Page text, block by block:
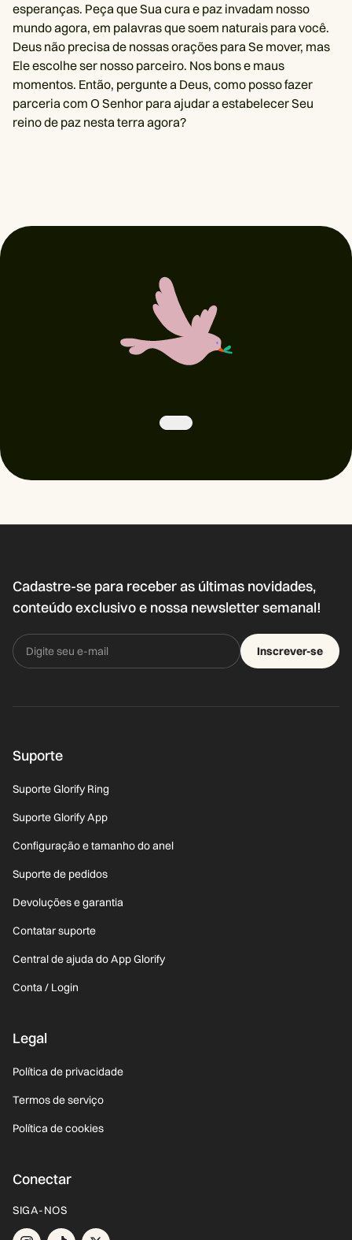
esperanças. Peça que Sua cura e paz invadam nosso
mundo agora, em palavras que soem naturais para você.
Deus não precisa de nossas orações para Se mover, mas
Ele escolhe ser nosso parceiro. Nos bons e maus
momentos. Então, pergunte a Deus, como posso fazer
parceria com O Senhor para ajudar a estabelecer Seu
reino de paz nesta terra agora?
Cadastre-se para receber as últimas novidades,
conteúdo exclusivo e nossa newsletter semanal!
Inscrever-se
Suporte
Suporte Glorify Ring
Suporte Glorify App
Configuração e tamanho do anel
Suporte de pedidos
Devoluções e garantia
Contatar suporte
Central de ajuda do App Glorify
Conta / Login
Legal
Política de privacidade
Termos de serviço
Política de cookies
Conectar
SIGA-NOS